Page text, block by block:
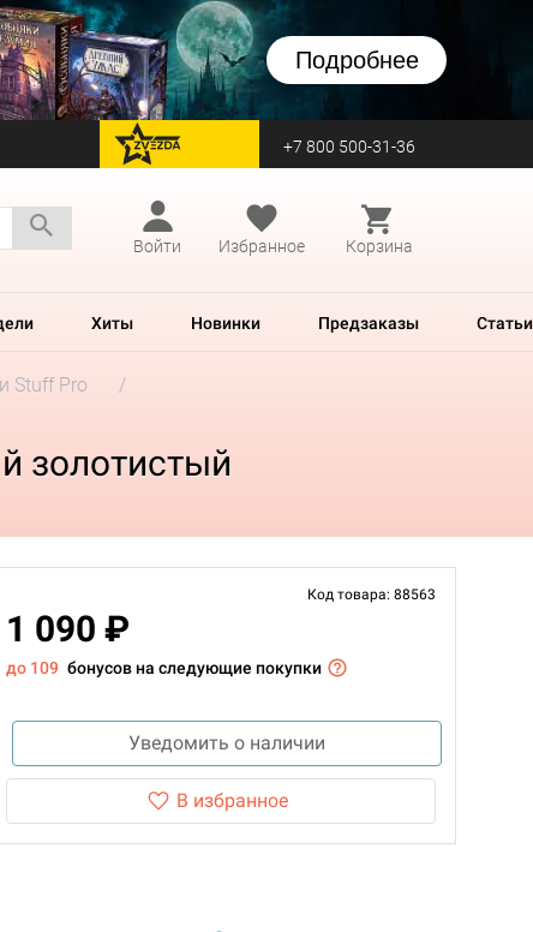
Подробнее
перейти на Zvezda +7 800 500-31-36
Войти
Избранное Корзина
Хиты Новинки Предзаказы Статьи
Stuff Pro
золотистый
Код товара: 88563
1 090 ₽
до 109 бонусов на следующие покупки
Уведомить о наличии
В избранное